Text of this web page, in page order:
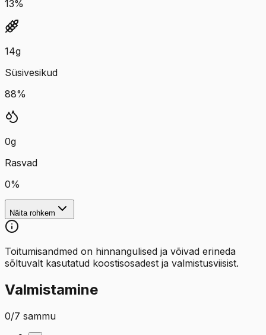
13%
14g
Süsivesikud
88%
0g
Rasvad
0%
Näita rohkem
Toitumisandmed on hinnangulised ja võivad erineda
sõltuvalt kasutatud koostisosadest ja valmistusviisist.
Valmistamine
0/7 sammu